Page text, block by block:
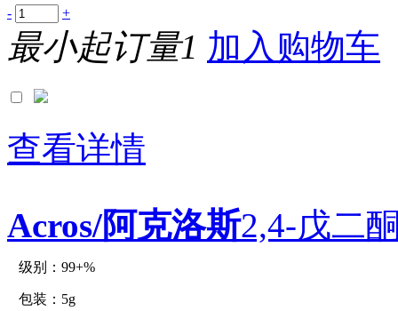
- +
最小起订量1 加入购物车
查看详情
Acros/阿克洛斯2,4-戊二
原厂型号：C12996-5g
级别：99+%
包装：5g